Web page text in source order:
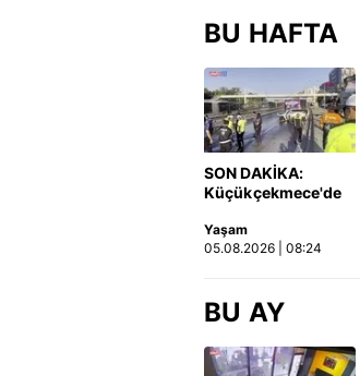
BU HAFTA
SON DAKİKA:
Küçükçekmece'de
Otomobil, İETT
otobüsüne çarptı: 3
Yaşam
05.08.2026 | 08:24
BU AY